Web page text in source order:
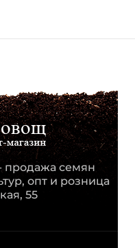
семян
опт и розница
55